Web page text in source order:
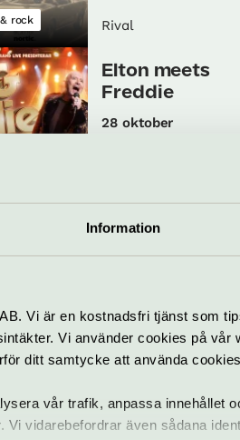
Information
Vi är en kostnadsfri tjänst som
Vi använder cookies på vår
ditt samtycke att använda
vår trafik, anpassa innehållet
vidarebefordrar även sådana
rock Rival
Elton meets
Freddie
28 oktober
Rival
Hansson de
United